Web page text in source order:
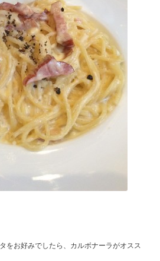
をお好みでしたら、カルボナーラがオスス